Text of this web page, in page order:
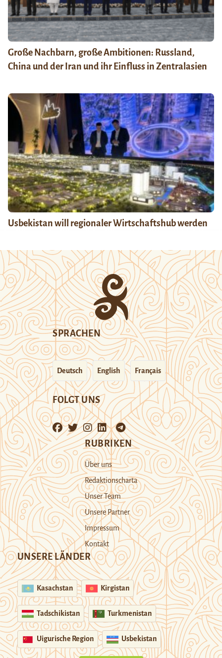
Große Nachbarn, große Ambitionen: Russland,
China und der Iran und ihr Einfluss in Zentralasien
Usbekistan will regionaler Wirtschaftshub werden
SPRACHEN
Deutsch English Français
FOLGT UNS
RUBRIKEN
Über uns
Redaktionscharta
Unser Team
Unsere Partner
Impressum
Kontakt
UNSERE LÄNDER
Kasachstan Kirgistan
Tadschikistan Turkmenistan
Uigurische Region Usbekistan